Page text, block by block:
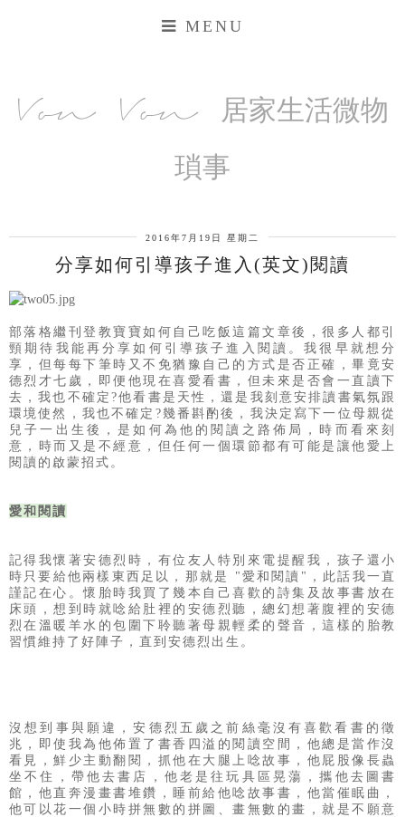
MENU
Von Von 居家生活微物
瑣事
2016年7月19日 星期二
分享如何引導孩子進入(英文)閱讀
部落格繼刊登教寶寶如何自己吃飯這篇文章後，很多人都引
頸期待我能再分享如何引導孩子進入閱讀。我很早就想分
享，但每每下筆時又不免猶豫自己的方式是否正確，畢竟安
德烈才七歲，即便他現在喜愛看書，但未來是否會一直讀下
去，我也不確定?他看書是天性，還是我刻意安排讀書氣氛跟
環境使然，我也不確定?幾番斟酌後，我決定寫下一位母親從
兒子一出生後，是如何為他的閱讀之路佈局， 時而看來刻
意，時而又是不經意，但任何一個環節都有可能是讓他愛上
閱讀的啟蒙招式。
愛和閱讀
記得我懷著安德烈時，有位友人特別來電提醒我，孩子還小
時只要給他兩樣東西足以，那就是 "愛和閱讀"，此話我一直
謹記在心。懷胎時我買了幾本自己喜歡的詩集及故事書放在
床頭，想到時就唸給肚裡的安德烈聽，總幻想著腹裡的安德
烈在溫暖羊水的包圍下聆聽著母親輕柔的聲音，這樣的胎教
習慣維持了好陣子，直到安德烈出生。
沒想到事與願違，安德烈五歲之前絲毫沒有喜歡看書的徵
兆，
即使我為他佈置了書香四溢的閱讀空間，他總是當作沒
看見，鮮少主動翻閱， 抓他在大腿上唸故事，他屁股像長蟲
坐不住， 帶他去書店，他老是往玩具區晃蕩，攜他去圖書
館，他直奔漫畫書堆鑽， 睡前給他唸故事書，他當催眠曲，
他可以花一個小時拼無數的拼圖、畫無數的畫，就是不願意